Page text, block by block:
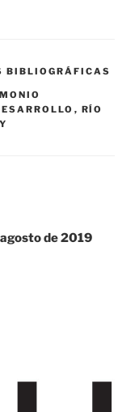
BIBLIOGRÁFICAS
, RÍO
de 2019